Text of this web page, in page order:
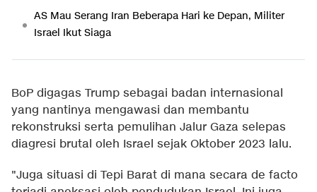
AS Mau Serang Iran Beberapa Hari ke Depan, Militer
Israel Ikut Siaga
BoP digagas Trump sebagai badan internasional
yang nantinya mengawasi dan membantu
rekonstruksi serta pemulihan Jalur Gaza selepas
diagresi brutal oleh Israel sejak Oktober 2023 lalu.
"Juga situasi di Tepi Barat di mana secara de facto